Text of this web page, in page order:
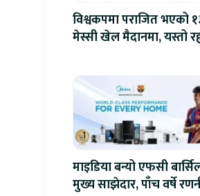
विश्वकपमा पराजित भएको
मेस्सी खेल मैदानमा, यस्तो
माइडिया बन्यो एफसी
मुख्य साझेदार, पाँच वर्षे